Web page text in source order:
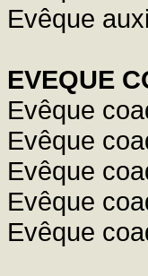
Evêque
EVEQUE
Evêque
Evêque
Evêque
Evêque
Evêque